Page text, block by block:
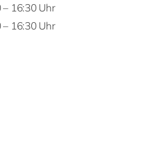
– 16:30 Uhr
– 16:30 Uhr